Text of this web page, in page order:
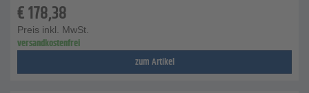
€178,38
Preis inkl. MwSt.
versandkostenfrei
zum Artikel